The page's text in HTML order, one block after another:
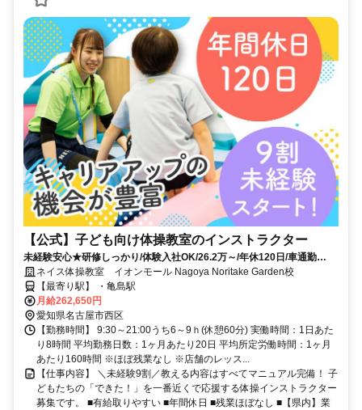
【公式】子ども向け体操教室のインストラクター
未経験安心★研修しっかり/体験入社OK/26.2万～/年休120日/車通勤
OK！/駐車場無料！
ネイス体操教室 イオンモール Nagoya Noritake Garden校
【最寄り駅】 ・亀島駅
月給262,650円
愛知県名古屋市西区
【勤務時間】 9:30～21:00うち6～9ｈ(休憩60分) 実働時間：1日あた
り8時間 平均勤務日数：1ヶ月あたり20日 平均所定労働時間：1ヶ月
あたり160時間 ※ほぼ残業なし ※店舗のレッス...
【仕事内容】 ＼未経験9割／教える内容はすべてマニュアル完備！ 子
どもたちの「できた！」を一番近くで応援する体操インストラクター
募集です。 ■有給取りやすい ■年間休日 ■残業ほぼなし ■【県内】業